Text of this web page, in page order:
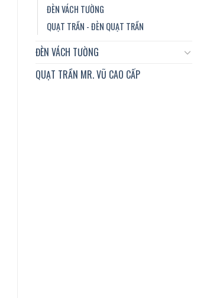
ĐÈN VÁCH TƯỜNG
QUẠT TRẦN - ĐÈN QUẠT TRẦN
ĐÈN VÁCH TƯỜNG
QUẠT TRẦN MR. VŨ CAO CẤP